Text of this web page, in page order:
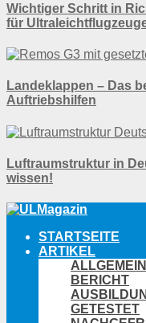
Wichtiger Schritt in
für
Landeklappen – Das
Auftriebshilfen
Luftraumstruktur in
wissen!
STARTSEITE
ARTIKEL
ALLGEMEIN
BERICHT
GETESTET